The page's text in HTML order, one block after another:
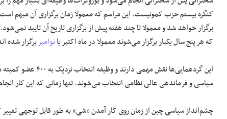
کنگره بیستم حزب کمونیست. این مراسم که معمولا زمان برگزاری آن مبهم
برگزار خواهد شد و معمولا تا چند هفته پیش از برگزاری تاریخ آن تایید
که هر پنج سال یکبار برگزار می‌شوند معمولا در ماه اکتبر یانوامبربرگزار شده
سیاسی و فرماندهی عالی نظامی انتخاب می‌شوند. تنها زمانی که این کار
چشم‌انداز سیاسی چین از زمان روی کار آمدن «شی» به طور قابل توجهی